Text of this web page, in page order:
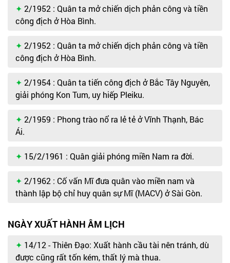
2/1952 : Quân ta mở chiến dịch phản công và tiền
công địch ở Hòa Bình.
2/1952 : Quân ta mở chiến dịch phản công và tiền
công địch ở Hòa Bình.
2/1954 : Quân ta tiến công địch ở Bắc Tây Nguyên,
giải phóng Kon Tum, uy hiếp Pleiku.
2/1959 : Phong trào nổ ra lẻ tẻ ở Vĩnh Thạnh, Bác
Ái.
15/2/1961 : Quân giải phóng miền Nam ra đời.
2/1962 : Cố vấn Mĩ đưa quân vào miền nam và
thành lập bộ chỉ huy quân sự Mĩ (MACV) ở Sài Gòn.
NGÀY XUẤT HÀNH ÂM LỊCH
14/12 - Thiên Đạo: Xuất hành cầu tài nên tránh, dù
được cũng rất tốn kém, thất lý mà thua.